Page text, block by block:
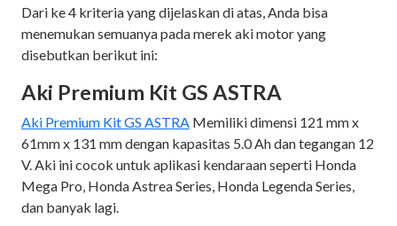
Dari ke 4 kriteria yang dijelaskan di atas, Anda bisa
menemukan semuanya pada merek aki motor yang
disebutkan berikut ini:
Aki Premium Kit GS ASTRA
Aki Premium Kit GS ASTRA Memiliki dimensi 121 mm x
61mm x 131 mm dengan kapasitas 5.0 Ah dan tegangan 12
V. Aki ini cocok untuk aplikasi kendaraan seperti Honda
Mega Pro, Honda Astrea Series, Honda Legenda Series,
dan banyak lagi.